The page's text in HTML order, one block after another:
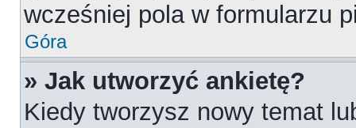
wcześniej pola w formularzu
Góra
» Jak utworzyć ankietę?
Kiedy tworzysz nowy temat